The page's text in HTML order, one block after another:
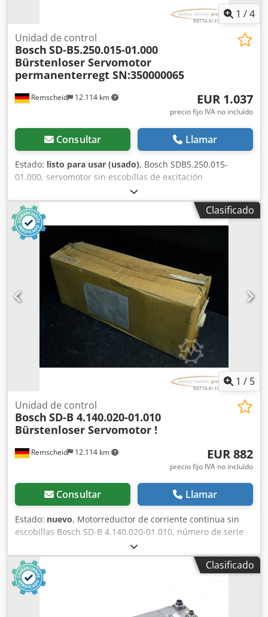
1 /4
Remscheid 12.114 km
Unidad de control
Bosch SD-B5.250.015-01.000
Bürstenloser Servomotor
permanenterregt SN:350000065
EUR 1.037
precio fijo IVA no incluído
Consultar Llamar
Estado: listo para usar (usado), Bosch SDB5.250.015-
01.000, servomotor sin escobillas de excitación
permanente, n.º de serie: 350000065, usado, con signos
normales de uso, 100 % funcional. El alcance del
suministro se corresponde con las fotos. ATENCIÓN:
¡Solicite por separado los costes de embalaje y envío!
Dsdpfxei D E U Aj Adwjck
Clasificado
1 / 5
Remscheid 12.114 km
Unidad de control
Bosch SD-B 4.140.020-01.010
Bürstenloser Servomotor !
EUR 882
precio fijo IVA no incluído
Consultar Llamar
Estado: nuevo, Motorreductor de corriente continua sin
escobillas Bosch SD-B 4.140.020-01.010, número de serie
según la foto, sin usar, en su embalaje original, 100 %
funcional, el alcance del suministro se indica en las fotos,
distancia entre los orificios de fijación: 117 x 117 mm,
diámetro del eje de transmisión: 25 mm. Dedpfx Aji D E
Skedweck
Clasificado